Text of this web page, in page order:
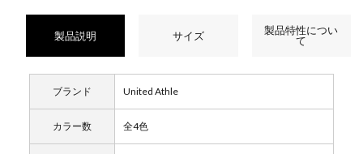
製品説明 サイズ
製品特性につい
て
ブランド United Athle
カラー数 全4色